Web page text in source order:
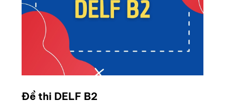
Đề thi DELF B2